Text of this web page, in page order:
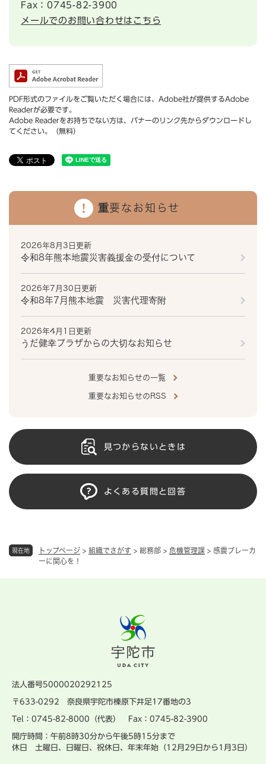
現在地 トップページ > 組織でさがす > 総務部 > 危機管理課 > 感震ブレーカ
ーに関心を！
Fax：0745-82-3900
メールでのお問い合わせはこちら
PDF形式のファイルをご覧いただく場合には、Adobe社が提供するAdobe
Readerが必要です。
Adobe Readerをお持ちでない方は、バナーのリンク先からダウンロードし
てください。（無料）
重要なお知らせ
2026年8月3日更新
令和8年熊本地震災害義援金の受付について
2026年7月30日更新
令和8年7月熊本地震 災害代理寄附
2026年4月1日更新
うだ健幸プラザからの大切なお知らせ
重要なお知らせの一覧
重要なお知らせのRSS
見つからないときは
よくある質問と回答
法人番号5000020292125
〒633-0292 奈良県宇陀市榛原下井足17番地の3
Tel：0745-82-8000（代表） Fax：0745-82-3900
開庁時間：午前8時30分から午後5時15分まで
休日 土曜日、日曜日、祝休日、年末年始（12月29日から1月3日）